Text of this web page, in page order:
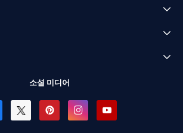
소셜 미디어